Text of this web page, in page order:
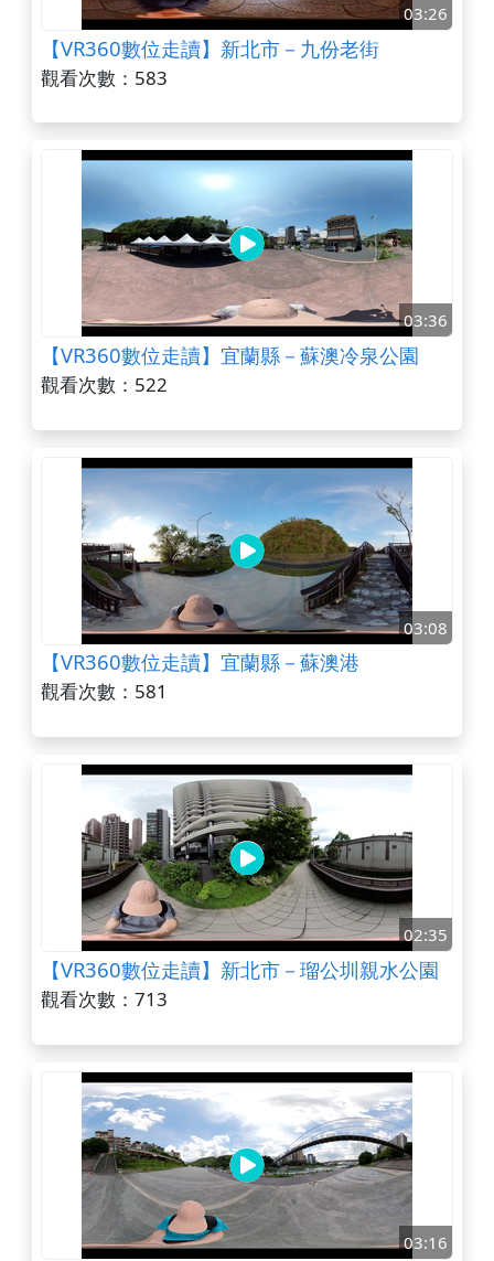
03:26
【VR360數位走讀】新北市－九份老街
觀看次數：583
03:36
【VR360數位走讀】宜蘭縣－蘇澳冷泉公園
觀看次數：522
03:08
【VR360數位走讀】宜蘭縣－蘇澳港
觀看次數：581
02:35
【VR360數位走讀】新北市－瑠公圳親水公園
觀看次數：713
03:16